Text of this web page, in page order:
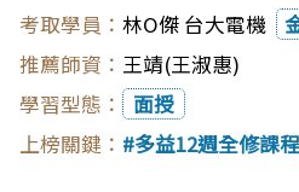
林O傑 台大電機
王靖(王淑惠)
面授
多益12週全修課程